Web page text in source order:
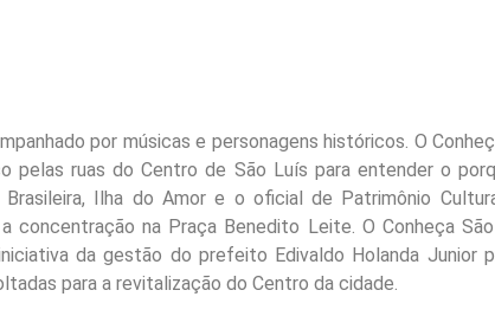
por músicas e personagens históricos. O
pelas ruas do Centro de São Luís para entender o
Ilha do Amor e o oficial de Patrimônio
concentração na Praça Benedito Leite. O Conheça
da gestão do prefeito Edivaldo Holanda Junior
para a revitalização do Centro da cidade.